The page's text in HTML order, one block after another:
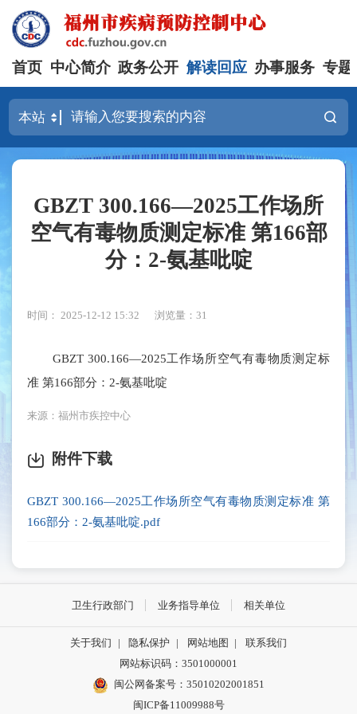
首页 中心简介 政务公开 解读回应 办事服务 专题
GBZT 300.166—2025工作场所
空气有毒物质测定标准 第166部
分：2-氨基吡啶
时间： 2025-12-12 15:32 浏览量：31
GBZT 300.166—2025工作场所空气有毒物质测定标
准 第166部分：2-氨基吡啶
来源：福州市疾控中心
附件下载
GBZT 300.166—2025工作场所空气有毒物质测定标准 第
166部分：2-氨基吡啶.pdf
卫生行政部门 业务指导单位 相关单位
关于我们 | 隐私保护 | 网站地图 |
联系我们
网站标识码：3501000001
闽公网备案号：35010202001851
闽ICP备11009988号